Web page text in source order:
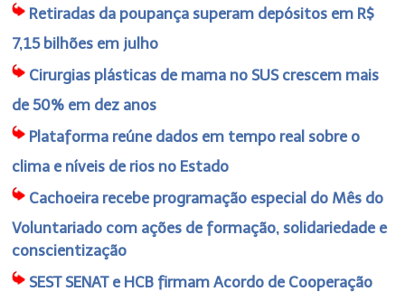
Retiradas da poupança superam depósitos em R$
7,15 bilhões em julho
Cirurgias plásticas de mama no SUS crescem mais
de 50% em dez anos
Plataforma reúne dados em tempo real sobre o
clima e níveis de rios no Estado
Cachoeira recebe programação especial do Mês do
Voluntariado com ações de formação, solidariedade e
conscientização
SEST SENAT e HCB firmam Acordo de Cooperação